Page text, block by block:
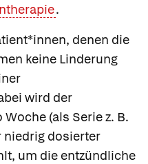
.
denen die
keine Linderung
wird der
(als Serie z. B.
niedrig dosierter
um die entzündliche